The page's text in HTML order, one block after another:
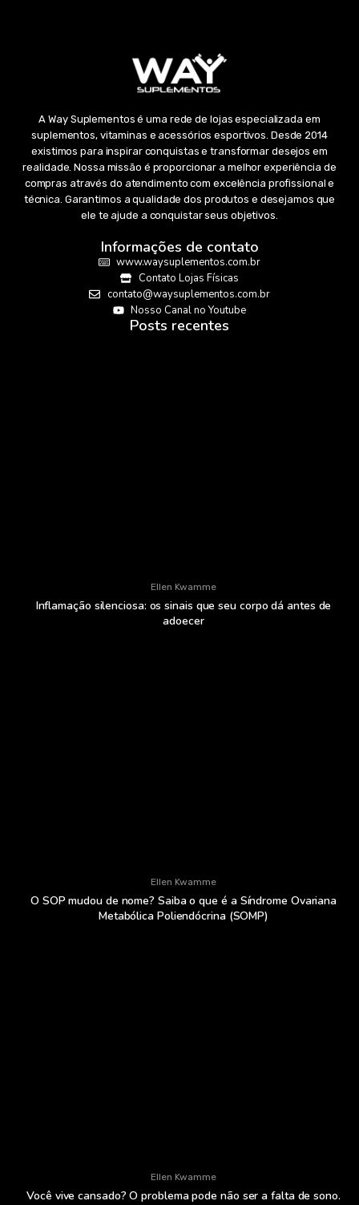
A Way Suplementos é uma rede de lojas especializada em
suplementos, vitaminas e acessórios esportivos. Desde 2014
existimos para inspirar conquistas e transformar desejos em
realidade. Nossa missão é proporcionar a melhor experiência de
compras através do atendimento com excelência profissional e
técnica. Garantimos a qualidade dos produtos e desejamos que
ele te ajude a conquistar seus objetivos.
Informações de contato
www.waysuplementos.com.br
Contato Lojas Físicas
contato@waysuplementos.com.br
Nosso Canal no Youtube
Posts recentes
Ellen Kwamme
Inflamação silenciosa: os sinais que seu corpo dá antes de
adoecer
Ellen Kwamme
O SOP mudou de nome? Saiba o que é a Síndrome Ovariana
Metabólica Poliendócrina (SOMP)
Ellen Kwamme
Você vive cansado? O problema pode não ser a falta de sono.